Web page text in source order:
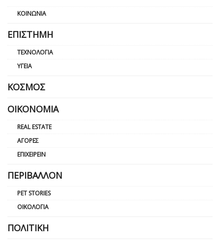
ΚΟΙΝΩΝΊΑ
ΕΠΙΣΤΉΜΗ
ΤΕΧΝΟΛΟΓΊΑ
ΥΓΕΊΑ
ΚΌΣΜΟΣ
ΟΙΚΟΝΟΜΊΑ
REAL ESTATE
ΑΓΟΡΈΣ
ΕΠΙΧΕΙΡΕΊΝ
ΠΕΡΙΒΆΛΛΟΝ
PET STORIES
ΟΙΚΟΛΟΓΊΑ
ΠΟΛΙΤΙΚΉ